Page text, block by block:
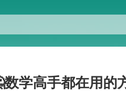
学高手都在用的